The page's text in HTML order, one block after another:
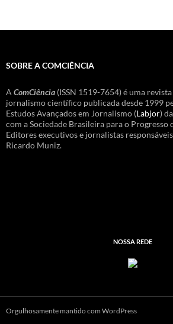
SOBRE A COMCIÊNCIA
A ComCiência (ISSN 1519-7654) é uma
jornalismo científico publicada desde 1999
Estudos Avançados em Jornalismo (Labjor) da
com a Sociedade Brasileira para o Progresso
Editores executivos e jornalistas
Ricardo Muniz.
NOSSA REDE
Orgulhosamente mantido com WordPress